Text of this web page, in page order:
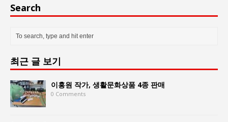
Search
최근 글 보기
이홍원 작가, 생활문화상품 4종 판매
0 Comments